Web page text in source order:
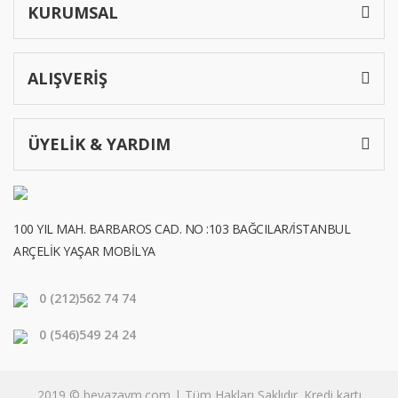
KURUMSAL
ALIŞVERİŞ
ÜYELİK & YARDIM
100 YIL MAH. BARBAROS CAD. NO :103 BAĞCILAR/İSTANBUL
ARÇELİK YAŞAR MOBİLYA
0 (212)562 74 74
0 (546)549 24 24